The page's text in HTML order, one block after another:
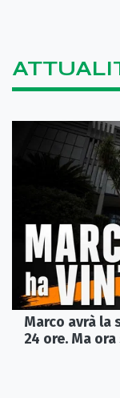
Marco avrà la
24 ore. Ma